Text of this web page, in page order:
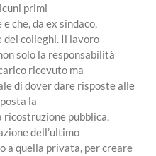
primi
che, da ex sindaco,
dei colleghi. Il lavoro
solo la responsabilità
ricevuto ma
di dover dare risposte alle
la
ricostruzione pubblica,
dell’ultimo
a quella privata, per creare